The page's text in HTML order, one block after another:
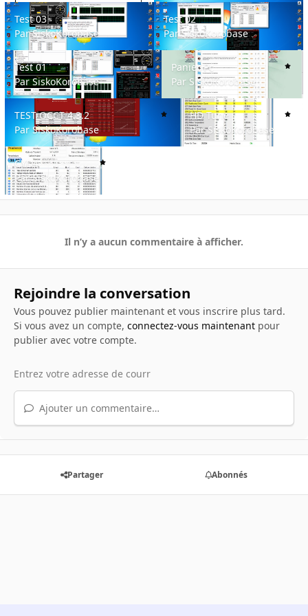
Test 03
Test 03
ParSiskoKorobase
Test 02
Test 02
ParSiskoKorobase
Test 01
Test 01
ParSiskoKorobase
Panier Pc
Panier Pc
Par SiskoKorobase
TEST OCCT 4.3.2
TEST OCCT 4.3.2
ParSiskoKorobase
HD Tune
HD Tune
ParSiskoKorobase
CYD4
CYD4
ParSiskoKorobase
Il n’y a aucun commentaire à afficher.
Rejoindre la conversation
Vous pouvez publier maintenant et vous inscrire plus tard.
Si vous avez un compte, connectez-vous maintenantpour
publier avec votre compte.
Ajouter un commentaire…
Partager Abonnés